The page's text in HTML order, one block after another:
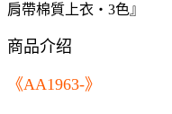
肩帶棉質上衣‧3色』
商品介绍
《AA1963-》